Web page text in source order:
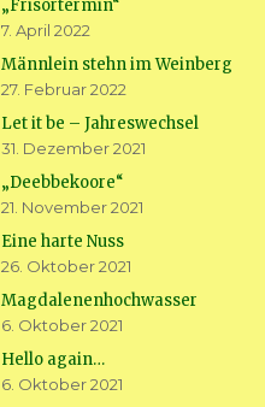
„Frisörtermin“
7. April 2022
Männlein stehn im Weinberg
27. Februar 2022
Let it be – Jahreswechsel
31. Dezember 2021
„Deebbekoore“
21. November 2021
Eine harte Nuss
26. Oktober 2021
Magdalenenhochwasser
6. Oktober 2021
Hello again…
6. Oktober 2021